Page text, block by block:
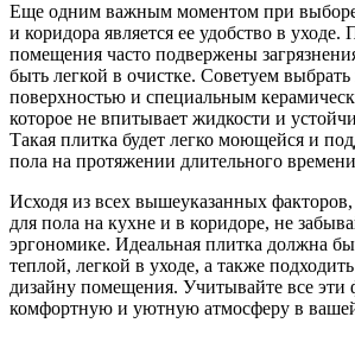
Еще одним важным моментом при
и коридора является ее удобство в уходе.
помещения часто подвержены
быть легкой в очистке. Советуем выбрать
поверхностью и специальным
которое не впитывает жидкости и
Такая плитка будет легко моющейся и
пола на протяжении длительного
Исходя из всех вышеуказанных
для пола на кухне и в коридоре, не
эргономике. Идеальная плитка должна
теплой, легкой в уходе, а также
дизайну помещения. Учитывайте все эти
комфортную и уютную атмосферу в